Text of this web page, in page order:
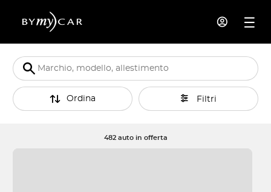
Ordina Filtri
482 auto in offerta